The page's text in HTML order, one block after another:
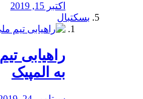
اکتبر 15, 2019
بسکتبال
راهیابی
به المپیک